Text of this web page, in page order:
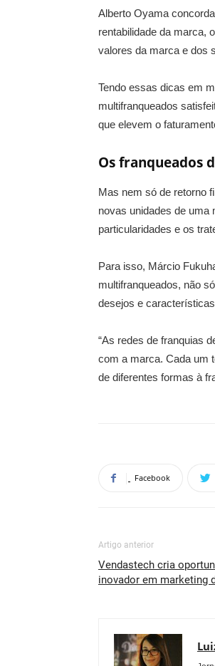
Alberto Oyama
rentabilidade da marca,
valores da marca e dos
Tendo essas dicas em
multifranqueados
que elevem o
Os franqueados
Mas nem só de retorno
novas unidades de uma
particularidades e os
Para isso, Márcio
multifranqueados, não
desejos e
“As redes de franquias
com a marca. Cada um
de diferentes formas à
Facebook
Artigo anterior
Vendastech cria
inovador em marketing